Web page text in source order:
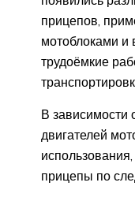
прицепов,
мотоблоками
трудоёмкие
В зависимости
двигателей
прицепы по